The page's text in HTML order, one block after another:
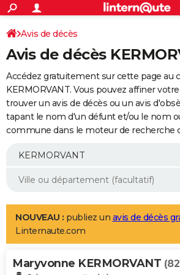
ACTUALITÉS
Politique
Société
Faits Divers
Education
Monde
Villes
+
SPORT
Coupe du monde 2026
Football
Tennis
Cyclisme
Rugby
Forum
Programme TV
TNT
Streaming
Cinéma
Sorties cinéma
Musique
+
FINANCE
Retraite
Epargne
Immobilier
Risques naturels par ville
Assurance
AUTO
Essais
Réserver un essai
Citadines
Berlines
SUV
Forum auto
+
Mobiles
Meilleur smartphone
Internet
Ordinateurs
Jeux vidéo
Guide high-tech
Aménagement intérieur
LIFESTYLE
Art de vivre
Bien-être
Loisirs
Mode
Modes de vie
Alimentation
Guide de la santé
Maladies
Médicaments
Sommeil
VOYAGE
Avis de décès
Avis de décès
Accédez gratuitement sur cette page au
KERMORVANT. Vous pouvez affiner
trouver un avis de décès ou un avis
tapant le nom d'un défunt et/ou le nom
commune dans le moteur de recherche
NOUVEAU : publiez un avis de décès
Linternaute.com
Maryvonne KERMORVANT